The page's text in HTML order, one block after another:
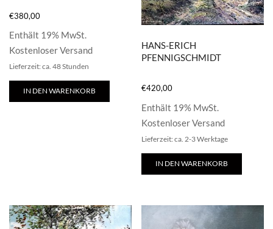
€380,00
Enthält 19% MwSt.
Kostenloser Versand
Lieferzeit: ca. 48 Stunden
IN DEN WARENKORB
HANS-ERICH
PFENNIGSCHMIDT
€420,00
Enthält 19% MwSt.
Kostenloser Versand
Lieferzeit: ca. 2-3 Werktage
IN DEN WARENKORB